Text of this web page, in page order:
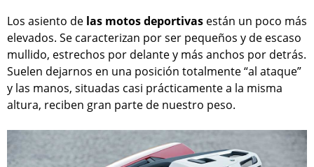
Los asiento de las motos deportivas están un poco más
elevados. Se caracterizan por ser pequeños y de escaso
mullido, estrechos por delante y más anchos por detrás.
Suelen dejarnos en una posición totalmente “al ataque”
y las manos, situadas casi prácticamente a la misma
altura, reciben gran parte de nuestro peso.